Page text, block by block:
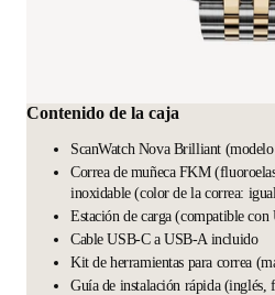
Contenido de la caja
ScanWatch Nova Brilliant (modelo
Correa de muñeca FKM
inoxidable (color de la correa:
Estación de carga (compatible con
Cable USB-C a USB-A incluido
Kit de herramientas para correa
Guía de instalación rápida (inglés,